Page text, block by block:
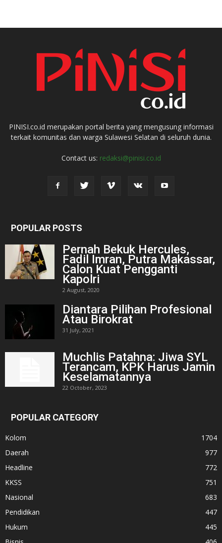
PINISI.co.id merupakan portal berita yang mengusung informasi
terkait komunitas dan warga Sulawesi Selatan di seluruh dunia.
Contact us: redaksi@pinisi.co.id
POPULAR POSTS
Pernah Bekuk Hercules,
Fadil Imran, Putra Makassar,
Calon Kuat Pengganti
Kapolri
2 August, 2020
Diantara Pilihan Profesional
Atau Birokrat
31 July, 2021
Muchlis Patahna: Jiwa SYL
Terancam, KPK Harus Jamin
Keselamatannya
22 October, 2023
POPULAR CATEGORY
Kolom
1704
Daerah
977
Headline
772
KKSS
751
Nasional
683
Pendidikan
447
Hukum
445